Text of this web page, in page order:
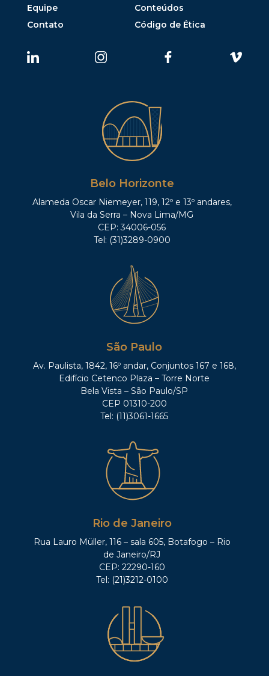
Equipe
Conteúdos
Contato
Código de Ética
Belo Horizonte
Alameda Oscar Niemeyer, 119, 12º e 13º andares,
Vila da Serra – Nova Lima/MG
CEP: 34006-056
Tel: (31)3289-0900
São Paulo
Av. Paulista, 1842, 16º andar, Conjuntos 167 e 168,
Edifício Cetenco Plaza – Torre Norte
Bela Vista – São Paulo/SP
CEP 01310-200
Tel: (11)3061-1665
Rio de Janeiro
Rua Lauro Müller, 116 – sala 605, Botafogo – Rio
de Janeiro/RJ
CEP: 22290-160
Tel: (21)3212-0100